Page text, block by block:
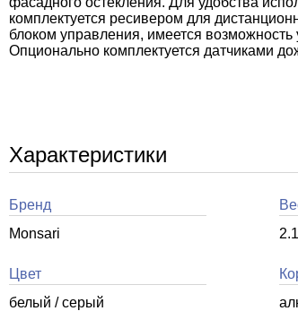
комплектуется ресивером для
блоком управления, имеется
Опционально комплектуется датчиками
Характеристики
Бренд
Monsari
Цвет
белый / серый